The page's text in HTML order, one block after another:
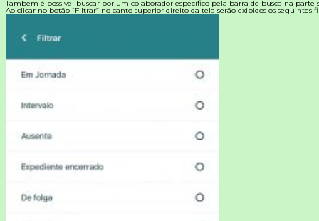
Também é possível buscar por um colaborador específico pela barra de busca na parte
Ao clicar no botão “Filtrar” no canto superior direito da tela serão exibidos os seguintes